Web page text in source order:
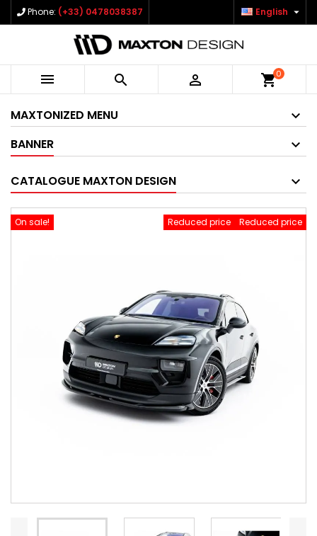
Phone: (+33) 0478038387 English 
   shopping_cart0
MAXTONIZED MENU
BANNER
CATALOGUE MAXTON DESIGN
On sale! Reduced price
Reduced price